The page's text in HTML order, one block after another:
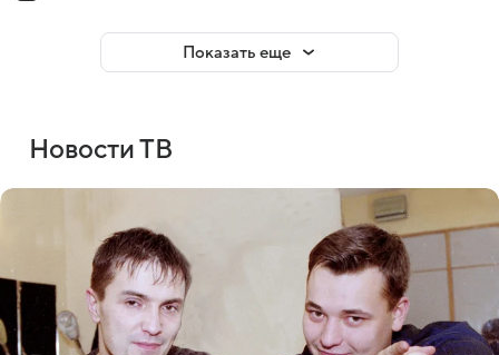
Показать еще
Новости ТВ